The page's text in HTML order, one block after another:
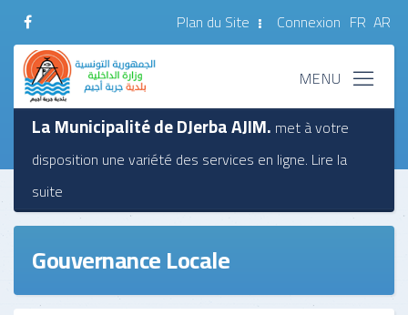
FR AR
Plan du Site Connexion
La Municipalité de DJerba AJIM. met à votre
disposition une variété des services en ligne. Lire la
suite
Gouvernance Locale